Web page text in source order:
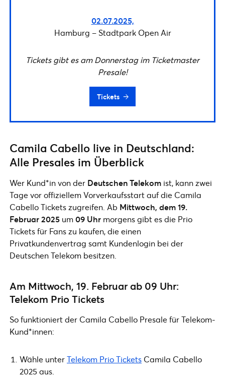
02.07.2025,
Hamburg – Stadtpark Open Air
Tickets gibt es am Donnerstag im Ticketmaster
Presale!
Tickets
Camila Cabello live in Deutschland:
Alle Presales im Überblick
Wer Kund*in von der Deutschen Telekom ist, kann zwei
Tage vor offiziellem Vorverkaufsstart auf die Camila
Cabello Tickets zugreifen. Ab Mittwoch, dem 19.
Februar 2025 um09 Uhr morgens gibt es die Prio
Tickets für Fans zu kaufen, die einen
Privatkundenvertrag samt Kundenlogin bei der
Deutschen Telekom besitzen.
Am Mittwoch, 19. Februar ab 09 Uhr:
Telekom Prio Tickets
So funktioniert der Camila Cabello Presale für Telekom-
Kund*innen:
Wähle unterTelekom Prio Tickets Camila Cabello
2025 aus.